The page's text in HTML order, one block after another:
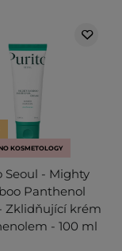
KOSMETOLOGY
Seoul - Mighty
Panthenol
Zklidňující krém
- 100 ml